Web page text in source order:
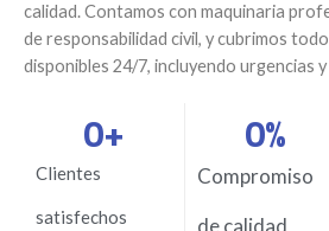
calidad. Contamos con maquinaria
de responsabilidad civil, y cubrimos
disponibles 24/7, incluyendo urgencias
Clientes
satisfechos
0+
Compromiso
0%